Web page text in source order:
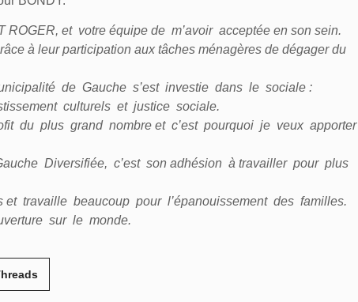
et votre équipe de m’avoir acceptée en son sein.
à leur participation aux tâches ménagères de dégager du
de Gauche s’est investie dans le sociale :
culturels et justice sociale.
du plus grand nombre et c’est pourquoi je veux apporter
Diversifiée, c’est son adhésion à travailler pour plus
travaille beaucoup pour l’épanouissement des familles.
sur le monde.